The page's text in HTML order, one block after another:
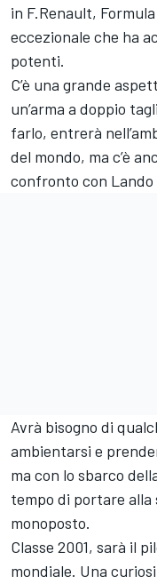
in F.Renault,
eccezionale che ha
potenti.
C’è una grande
un’arma a doppio
farlo, entrerà
del mondo, ma c’è
confronto con Lando
Avrà bisogno di
ambientarsi e
ma con lo sbarco
tempo di portare alla
monoposto.
Classe 2001, sarà il
mondiale. Una